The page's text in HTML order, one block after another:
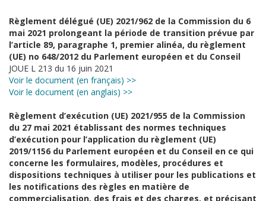
Règlement délégué (UE) 2021/962 de la Commission du 6
mai 2021 prolongeant la période de transition prévue par
l’article 89, paragraphe 1, premier alinéa, du règlement
(UE) no 648/2012 du Parlement européen et du Conseil
JOUE L 213 du 16 juin 2021
Voir le document (en français) >>
Voir le document (en anglais) >>
Règlement d’exécution (UE) 2021/955 de la Commission
du 27 mai 2021 établissant des normes techniques
d’exécution pour l’application du règlement (UE)
2019/1156 du Parlement européen et du Conseil en ce qui
concerne les formulaires, modèles, procédures et
dispositions techniques à utiliser pour les publications et
les notifications des règles en matière de
commercialisation, des frais et des charges, et précisant